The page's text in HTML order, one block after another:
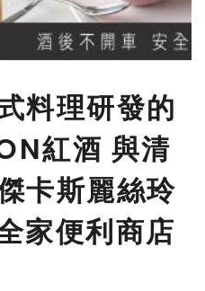
料理研發的
紅酒 與清
卡斯麗絲玲
家便利商店